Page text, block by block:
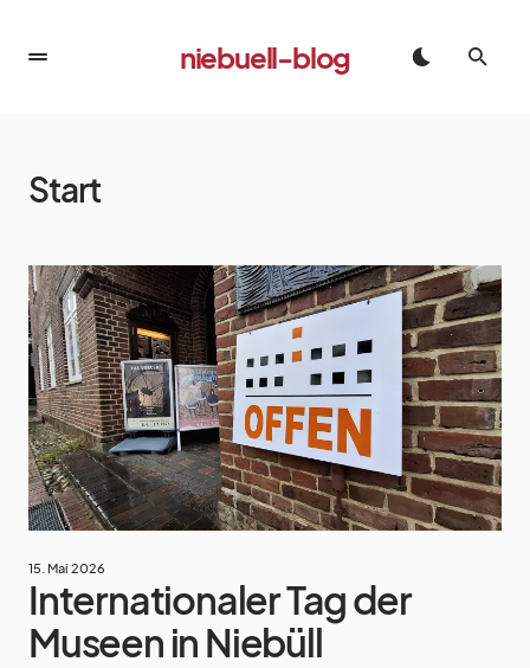
niebuell-blog
Start
15. Mai 2026
Internationaler Tag der
Museen in Niebüll